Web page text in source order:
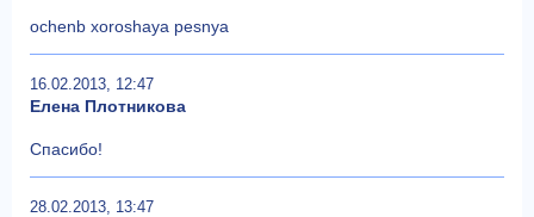
ochenb xoroshaya pesnya
16.02.2013, 12:47
Елена Плотникова
Спасибо!
28.02.2013, 13:47